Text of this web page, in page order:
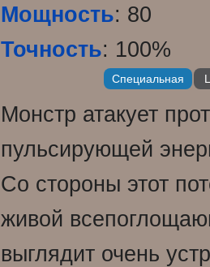
Мощность: 80
Точность: 100%
Специальная
Монстр атакует
пульсирующей
Со стороны этот
живой
выглядит очень